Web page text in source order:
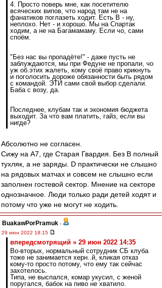
4. Просто поверь мне, как посетителю
всяческих випов, что народ там не на
фанатиков поглазеть ходит. Есть В - ну,
неплохо. Нет - и хорошо. Мы на Спартак
ходим, а не на Багамамаму. Если чо, сами
споём.
"Без нас вы пропадёте!" - даже пусть не
заблуждаются, мы при Федуне не пропали, чо
уж об.этих жалеть, кому своё право крикнуть
и поголосить дороже обязанности быть рядом
с командой. ЭТИ сами свой выбор сделали.
Баба с возу, да.
Последнее, клубам так и экономия бюджета
выходит. За что вам платить, гайз, если вы
нигде?
Абсолютно не согласен.
Сижу на A7, где Старая Гвардия. Без B полный
тухляк, а не заряды. D практически не слышно
на рядовых матчах и совсем не слышно если
заполнен гостевой сектор. Мнение на секторе
однозначное. Люди только ради детей ходят и
потому что уже не могут не ходить.
BuakawPorPramuk -
29 июн 2022 18:15
впередсмотрящий » 29 июн 2022 14:35
Во-вторых, нормальный сотрудник СБ клуба
тоже не занимается херн..й, кликая отказ
кому-то просто потому, что ему так сейчас
захотелось.
Типа, не выспался, комар укусил, с женой
поругался, бабок на пиво не хватило.